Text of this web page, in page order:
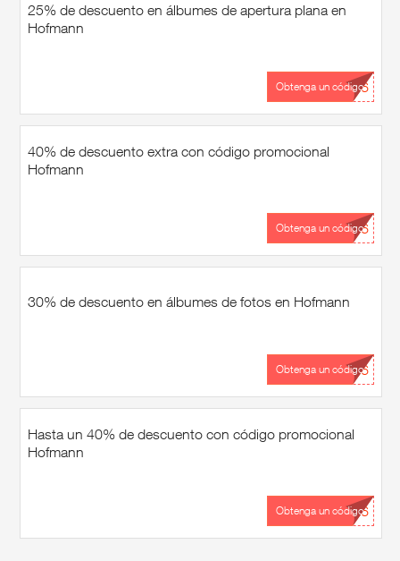
25% de descuento en álbumes de apertura plana en
Hofmann
...26
Obtenga un código
40% de descuento extra con código promocional
Hofmann
...26
Obtenga un código
30% de descuento en álbumes de fotos en Hofmann
...26
Obtenga un código
Hasta un 40% de descuento con código promocional
Hofmann
...26
Obtenga un código